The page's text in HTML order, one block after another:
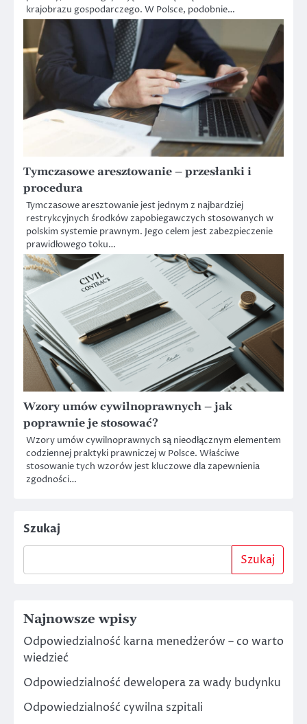
krajobrazu gospodarczego. W Polsce, podobnie…
Tymczasowe aresztowanie – przesłanki i
procedura
Tymczasowe aresztowanie jest jednym z najbardziej
restrykcyjnych środków zapobiegawczych stosowanych w
polskim systemie prawnym. Jego celem jest zabezpieczenie
prawidłowego toku…
Wzory umów cywilnoprawnych – jak
poprawnie je stosować?
Wzory umów cywilnoprawnych są nieodłącznym elementem
codziennej praktyki prawniczej w Polsce. Właściwe
stosowanie tych wzorów jest kluczowe dla zapewnienia
zgodności…
Szukaj
Szukaj
Najnowsze wpisy
Odpowiedzialność karna menedżerów – co warto
wiedzieć
Odpowiedzialność dewelopera za wady budynku
Odpowiedzialność cywilna szpitali